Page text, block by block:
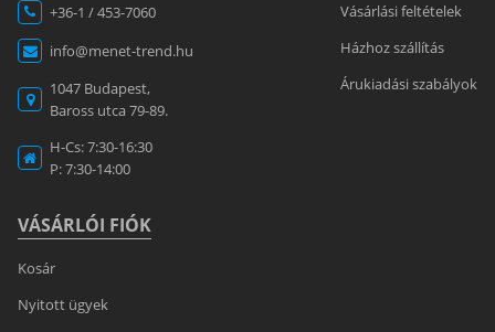
+36-1 / 453-7060
info@menet-trend.hu
1047 Budapest,
Baross utca 79-89.
H-Cs: 7:30-16:30
P: 7:30-14:00
VÁSÁRLÓI FIÓK
Kosár
Nyitott ügyek
Vásárlási feltételek
Házhoz szállítás
Árukiadási szabályok